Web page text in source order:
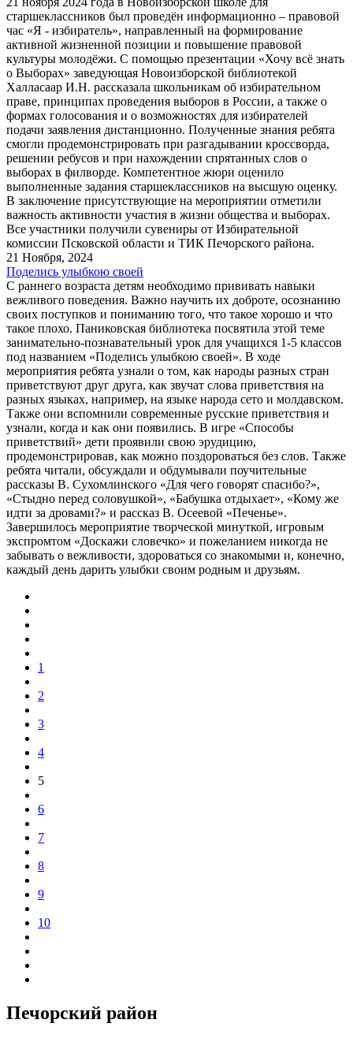
старшеклассников был проведён информационно – правовой
час «Я - избиратель», направленный на формирование
активной жизненной позиции и повышение правовой
культуры молодёжи. С помощью презентации «Хочу всё знать
о Выборах» заведующая Новоизборской библиотекой
Халласаар И.Н. рассказала школьникам об избирательном
праве, принципах проведения выборов в России, а также о
формах голосования и о возможностях для избирателей
подачи заявления дистанционно. Полученные знания ребята
смогли продемонстрировать при разгадывании кроссворда,
решении ребусов и при нахождении спрятанных слов о
выборах в филворде. Компетентное жюри оценило
выполненные задания старшеклассников на высшую оценку.
В заключение присутствующие на мероприятии отметили
важность активности участия в жизни общества и выборах.
Все участники получили сувениры от Избирательной
комиссии Псковской области и ТИК Печорского района.
21 Ноября, 2024
Поделись улыбкою своей
С раннего возраста детям необходимо прививать навыки
вежливого поведения. Важно научить их доброте, осознанию
своих поступков и пониманию того, что такое хорошо и что
такое плохо. Паниковская библиотека посвятила этой теме
занимательно-познавательный урок для учащихся 1-5 классов
под названием «Поделись улыбкою своей». В ходе
мероприятия ребята узнали о том, как народы разных стран
приветствуют друг друга, как звучат слова приветствия на
разных языках, например, на языке народа сето и молдавском.
Также они вспомнили современные русские приветствия и
узнали, когда и как они появились. В игре «Способы
приветствий» дети проявили свою эрудицию,
продемонстрировав, как можно поздороваться без слов. Также
ребята читали, обсуждали и обдумывали поучительные
рассказы В. Сухомлинского «Для чего говорят спасибо?»,
«Стыдно перед соловушкой», «Бабушка отдыхает», «Кому же
идти за дровами?» и рассказ В. Осеевой «Печенье».
Завершилось мероприятие творческой минуткой, игровым
экспромтом «Доскажи словечко» и пожеланием никогда не
забывать о вежливости, здороваться со знакомыми и, конечно,
каждый день дарить улыбки своим родным и друзьям.
1
2
3
4
5
6
7
8
9
10
Печорский район